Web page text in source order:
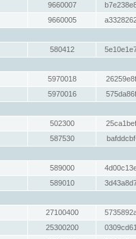
9660007
9660005
580412
5970018
5970016
502300
587530
589000
589010
27100400
25300200